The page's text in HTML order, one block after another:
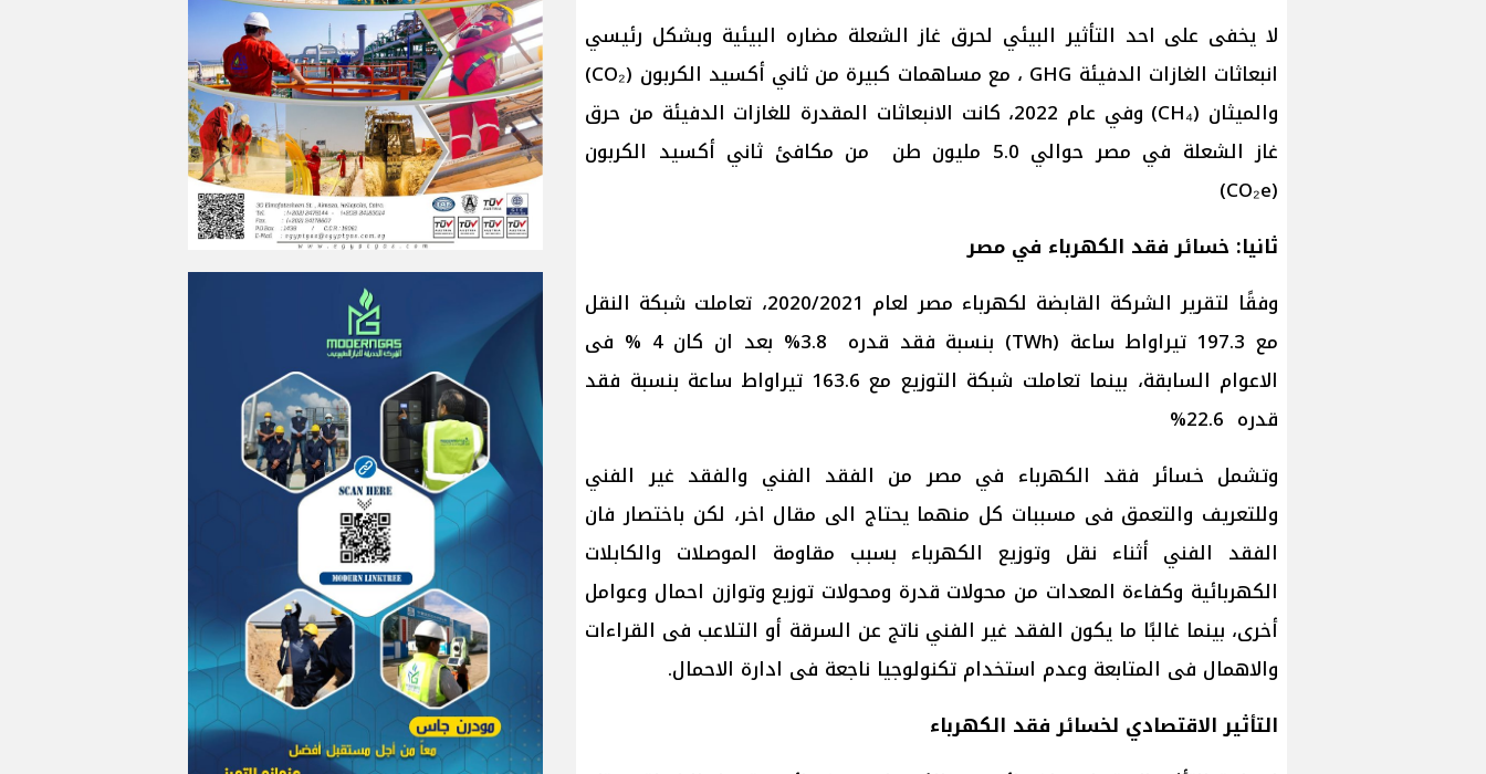
لا يخفى على احد التأثير البيئي لحرق غاز الشعلة مضاره البيئية وبشكل رئيسي
انبعاثات الغازات الدفيئة GHG ، مع مساهمات كبيرة من ثاني أكسيد الكربون (CO₂)
والميثان (CH₄) وفي عام 2022، كانت الانبعاثات المقدرة للغازات الدفيئة من حرق
غاز الشعلة في مصر حوالي 5.0 مليون طن من مكافئ ثاني أكسيد الكربون
(CO₂e)
ثانيا: خسائر فقد الكهرباء في مصر
وفقًا لتقرير الشركة القابضة لكهرباء مصر لعام 2020/2021، تعاملت شبكة النقل
مع 197.3 تيراواط ساعة (TWh) بنسبة فقد قدره 3.8% بعد ان كان 4 % فى
الاعوام السابقة، بينما تعاملت شبكة التوزيع مع 163.6 تيراواط ساعة بنسبة فقد
قدره 22.6%
وتشمل خسائر فقد الكهرباء في مصر من الفقد الفني والفقد غير الفني
وللتعريف والتعمق فى مسببات كل منهما يحتاج الى مقال اخر، لكن باختصار فان
الفقد الفني أثناء نقل وتوزيع الكهرباء بسبب مقاومة الموصلات والكابلات
الكهربائية وكفاءة المعدات من محولات قدرة ومحولات توزيع وتوازن احمال وعوامل
أخرى، بينما غالبًا ما يكون الفقد غير الفني ناتج عن السرقة أو التلاعب فى القراءات
والاهمال فى المتابعة وعدم استخدام تكنولوجيا ناجعة فى ادارة الاحمال.
التأثير الاقتصادي لخسائر فقد الكهرباء